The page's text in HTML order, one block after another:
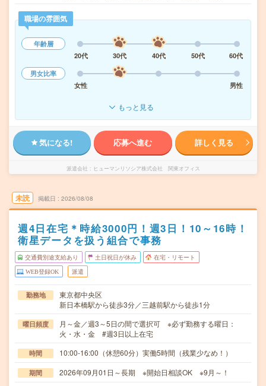
職場の雰囲気
年齢層
20代
30代 40代 50代
60代
男女比率
女性
男性
もっと見る
気になる! 応募へ進む 詳しく見る
派遣会社 ヒューマンリソシア株式会社 関東オフィス
未読 掲載日 2026/08/08
週4日在宅＊時給3000円！週3日！10～16時！
衛星データを扱う組合で事務
交通費別途支給あり 土日祝日が休み 在宅・リモート
WEB登録OK 派遣
勤務地
東京都中央区
新日本橋駅から徒歩3分／三越前駅から徒歩1分
曜日頻度
月～金／週3～5日の間で選択可 ※必ず勤務する曜日：
火・水・金 #週3日以上在宅
時間 10:00-16:00（休憩60分）実働5時間（残業少なめ！）
期間 2026年09月01日～長期 ※開始日相談OK ※9月～！